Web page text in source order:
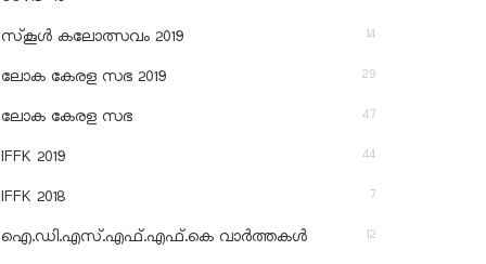
സ്‌കൂള്‍ കലോത്സവം 2019 14
ലോക കേരള സഭ 2019 29
ലോക കേരള സഭ 47
IFFK 2019 44
IFFK 2018 7
ഐ.ഡി.എസ്.എഫ്.എഫ്.കെ വാർത്തകൾ 12